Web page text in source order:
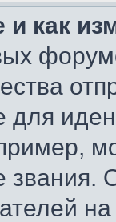
и как
для
звания.